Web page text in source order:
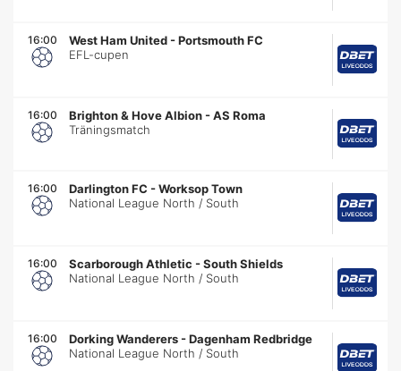
16:00 West Ham United -Portsmouth FC
EFL-cupen
16:00 Brighton & Hove Albion -AS Roma
Träningsmatch
16:00 Darlington FC -Worksop Town
National League North / South
16:00 Scarborough Athletic -South Shields
National League North / South
16:00 Dorking Wanderers -Dagenham Redbridge
National League North / South